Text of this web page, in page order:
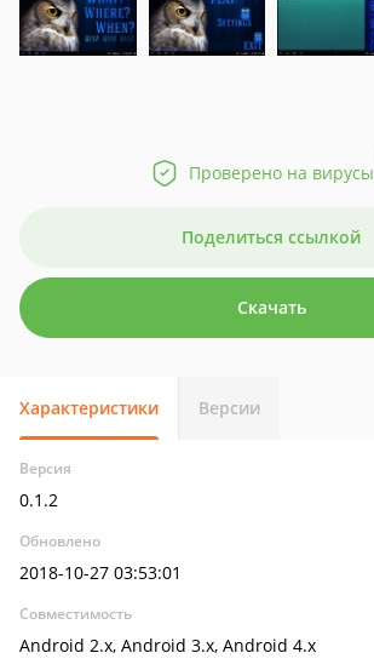
Проверено на вирусы
Поделиться ссылкой
Скачать
Характеристики Версии
Версия
0.1.2
Обновлено
2018-10-27 03:53:01
Совместимость
Android 2.x, Android 3.x, Android 4.x